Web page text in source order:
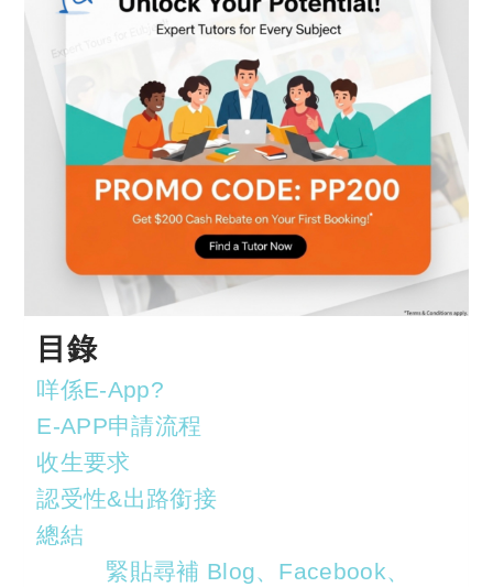
目錄
咩係E-App?
E-APP申請流程
收生要求
認受性&出路銜接
總結
緊貼尋補 Blog、Facebook、